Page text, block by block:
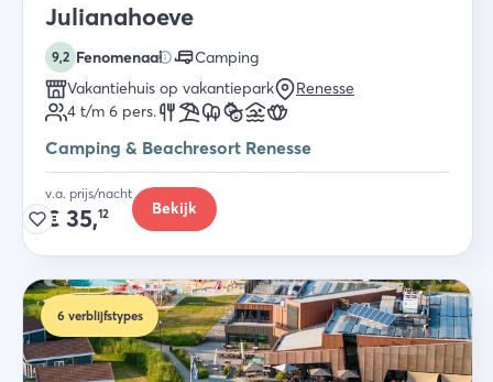
Julianahoeve
9,2 Fenomenaal
Camping
Vakantiehuis op vakantiepark
Renesse
4 t/m 6 pers.
Camping & Beachresort Renesse
v.a. prijs/nacht
€ 35,12 Bekijk
6 verblijfstypes